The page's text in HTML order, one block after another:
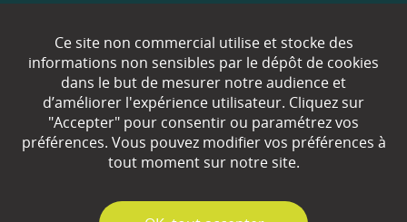
Mentions légales
Gestion des cookies
Ce site non commercial utilise et stocke des
informations non sensibles par le dépôt de cookies
dans le but de mesurer notre audience et
d’améliorer l'expérience utilisateur. Cliquez sur
"Accepter" pour consentir ou paramétrez vos
préférences. Vous pouvez modifier vos préférences à
tout moment sur notre site.